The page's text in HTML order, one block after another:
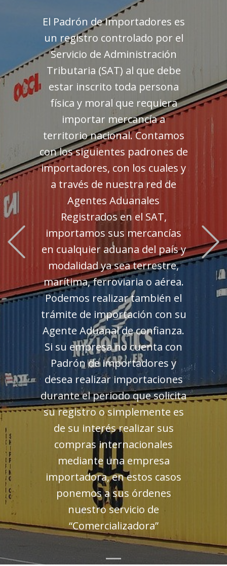
El Padrón de Importadores es
un registro controlado por el
Servicio de Administración
Tributaria (SAT) al que debe
estar inscrito toda persona
física y moral que requiera
importar mercancía a
territorio nacional. Contamos
con los siguientes padrones de
importadores, con los cuales y
a través de nuestra red de
Agentes Aduanales
Registrados en el SAT,
importamos sus mercancías
en cualquier aduana del país y
modalidad ya sea terrestre,
marítima, ferroviaria o aérea.
Podemos realizar también el
trámite de importación con su
Agente Aduanal de confianza.
Si su empresa no cuenta con
Padrón de importadores y
desea realizar importaciones
durante el periodo que solicita
su registro o simplemente es
de su interés realizar sus
compras internacionales
mediante una empresa
importadora, en estos casos
ponemos a sus órdenes
nuestro servicio de
“Comercializadora”
Previous